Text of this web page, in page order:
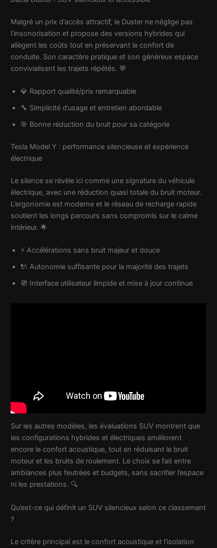
Malgré un prix d’accès attractif, le Duster ne néglige pas
l’insonorisation et propose des versions hybrides qui
allègent les coûts tout en préservant le confort de
conduite. Son caractère pratique et son généreux espace
convivialisent les trajets répétés. 💬
💎 Rapport qualité/prix remarquable
🔧 Simplicité d’usage et entretien abordable
🎯 Bonne réduction du bruit pour sa catégorie
Tesla Model Y : performance silencieuse et expérience
électrique
Le silence se révèle ici comme une signature du véhicule
électrique, avec une réduction quasi totale du bruit moteur.
L’ergonomie est moderne et le réseau de recharge rapide
soutient les longs parcours sans compromis sur le calme
intérieur. 🌟
⚡ Accélérations sans bruit majeur et douce
🔌 Autonomie suffisante pour la majorité des trajets
🧭 Interface utilisateur limpide et mise à jour continue
Sur les autres modèles, les évaluations SUV montrent que
les configurations hybrides et électriques améliorent
encore le confort acoustique, tout en réduisant le bruit
moteur et les bruits de roulement. Le choix se fait entre
ambiances plus feutrées et budgets, sans sacrifier l’espace
ni les prestations. 🔍
Qu’est-ce qui définit un SUV silencieux selon ce classement
?
Le critère principal est le confort acoustique et l’isolation